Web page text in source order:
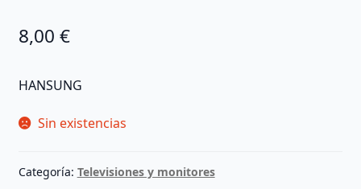
8,00 €
HANSUNG
Sin existencias
Categoría: Televisiones y monitores